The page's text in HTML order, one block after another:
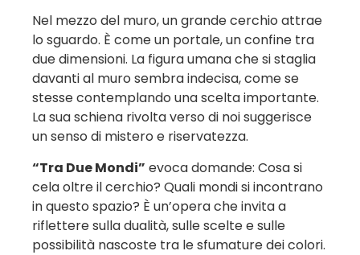
Nel mezzo del muro, un grande cerchio attrae
lo sguardo. È come un portale, un confine tra
due dimensioni. La figura umana che si staglia
davanti al muro sembra indecisa, come se
stesse contemplando una scelta importante.
La sua schiena rivolta verso di noi suggerisce
un senso di mistero e riservatezza.
“Tra Due Mondi” evoca domande: Cosa si
cela oltre il cerchio? Quali mondi si incontrano
in questo spazio? È un’opera che invita a
riflettere sulla dualità, sulle scelte e sulle
possibilità nascoste tra le sfumature dei colori.